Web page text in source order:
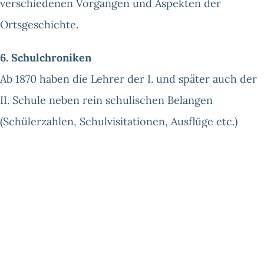
verschiedenen Vorgängen und Aspekten der
Ortsgeschichte.
6. Schulchroniken
Ab 1870 haben die Lehrer der I. und später auch der
II. Schule neben rein schulischen Belangen
(Schülerzahlen, Schulvisitationen, Ausflüge etc.)